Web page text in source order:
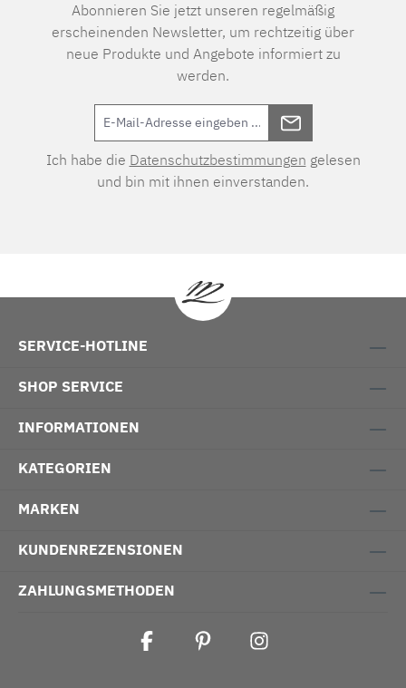
Abonnieren Sie jetzt unseren regelmäßig
erscheinenden Newsletter, um rechtzeitig über
neue Produkte und Angebote informiert zu
werden.
Ich habe die Datenschutzbestimmungen gelesen
und bin mit ihnen einverstanden.
SERVICE-HOTLINE
SHOP SERVICE
INFORMATIONEN
KATEGORIEN
MARKEN
KUNDENREZENSIONEN
ZAHLUNGSMETHODEN